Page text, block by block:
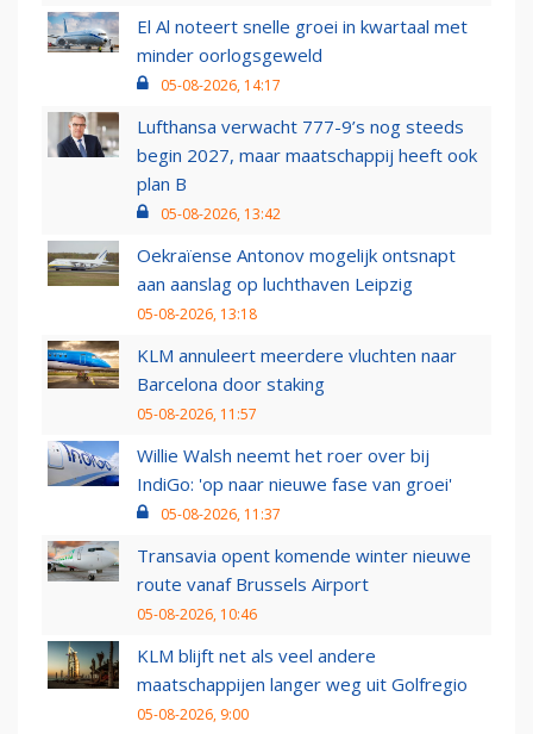
El Al noteert snelle groei in kwartaal met
minder oorlogsgeweld
05-08-2026, 14:17
Lufthansa verwacht 777-9’s nog steeds
begin 2027, maar maatschappij heeft ook
plan B
05-08-2026, 13:42
Oekraïense Antonov mogelijk ontsnapt
aan aanslag op luchthaven Leipzig
05-08-2026, 13:18
KLM annuleert meerdere vluchten naar
Barcelona door staking
05-08-2026, 11:57
Willie Walsh neemt het roer over bij
IndiGo: 'op naar nieuwe fase van groei'
05-08-2026, 11:37
Transavia opent komende winter nieuwe
route vanaf Brussels Airport
05-08-2026, 10:46
KLM blijft net als veel andere
maatschappijen langer weg uit Golfregio
05-08-2026, 9:00